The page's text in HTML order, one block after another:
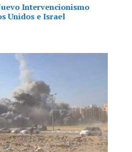
Intervencionismo
Unidos e Israel